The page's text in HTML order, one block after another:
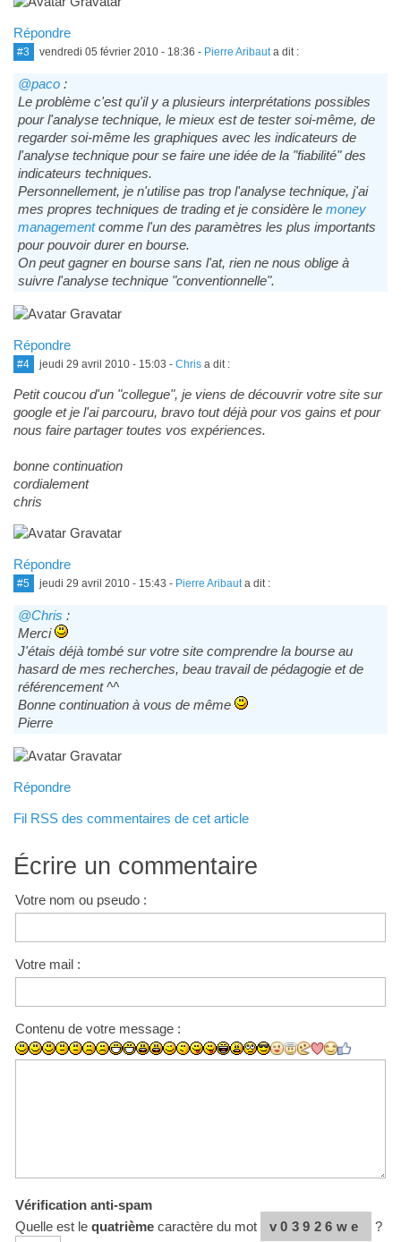
Répondre
#3 vendredi 05 février 2010 - 18:36 - Pierre Aribauta dit :
@paco:
Le problème c'est qu'il y a plusieurs interprétations possibles
pour l'analyse technique, le mieux est de tester soi-même, de
regarder soi-même les graphiques avec les indicateurs de
l'analyse technique pour se faire une idée de la "fiabilité" des
indicateurs techniques.
Personnellement, je n'utilise pas trop l'analyse technique, j'ai
mes propres techniques de trading et je considère le money
managementcomme l'un des paramètres les plus importants
pour pouvoir durer en bourse.
On peut gagner en bourse sans l'at, rien ne nous oblige à
suivre l'analyse technique "conventionnelle".
Répondre
#4 jeudi 29 avril 2010 - 15:03 - Chrisa dit :
Petit coucou d'un "collegue", je viens de découvrir votre site sur
google et je l'ai parcouru, bravo tout déjà pour vos gains et pour
nous faire partager toutes vos expériences.
bonne continuation
cordialement
chris
Répondre
#5 jeudi 29 avril 2010 - 15:43 - Pierre Aribauta dit :
@Chris :
Merci
J'étais déjà tombé sur votre site comprendre la bourse au
hasard de mes recherches, beau travail de pédagogie et de
référencement ^^
Bonne continuation à vous de même
Pierre
Répondre
Fil RSS des commentaires de cet article
Écrire un commentaire
Votre nom ou pseudo :
Votre mail :
Contenu de votre message :
Vérification anti-spam
Quelle est le quatrièmecaractère du mot v03926we ?